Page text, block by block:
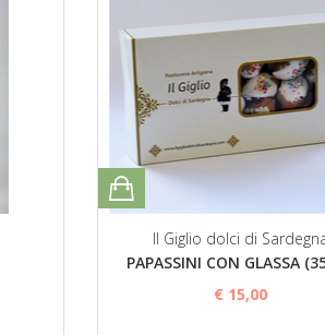
Il Giglio dolci di
PAPASSINI CON GLASSA
€ 15,00